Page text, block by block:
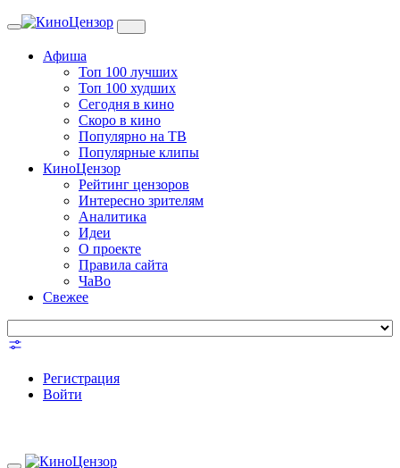
Toggle
Афиша
Топ 100 лучших
Топ 100 худших
Сегодня в кино
Скоро в кино
Популярно на ТВ
Популярные клипы
КиноЦензор
Рейтинг цензоров
Интересно зрителям
Аналитика
Идеи
О проекте
Правила сайта
ЧаВо
Свежее
Регистрация
Войти